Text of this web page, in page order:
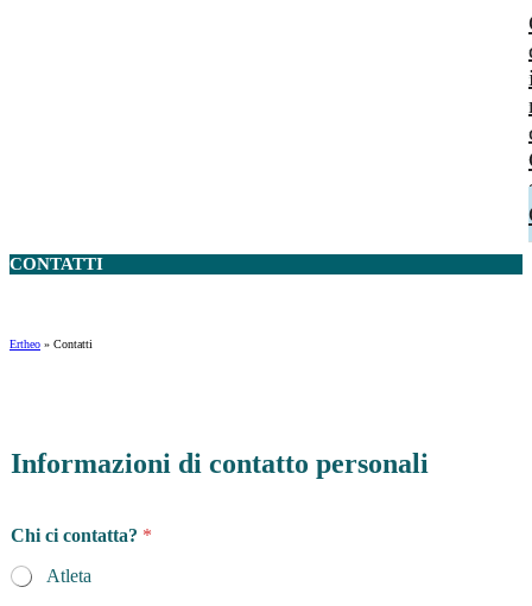
CONTATTI
Ertheo » Contatti
Informazioni di contatto personali
Chi ci contatta? *
Atleta